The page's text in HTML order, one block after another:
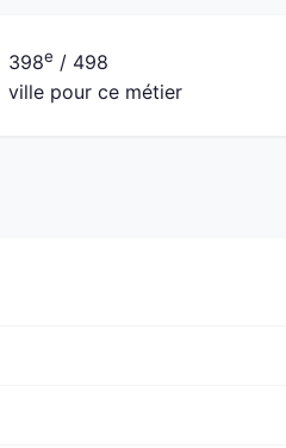
398e / 498
ville pour ce métier